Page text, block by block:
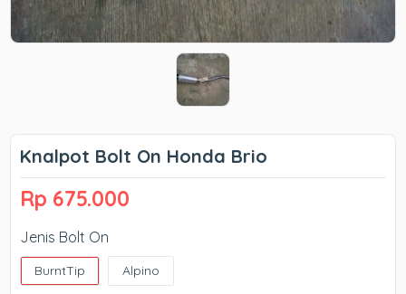
Knalpot Bolt On Honda Brio
Rp 675.000
Jenis Bolt On
BurntTip Alpino